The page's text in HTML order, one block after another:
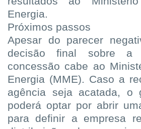
Energia.
Próximos passos
Apesar do parecer
decisão final sobre a
concessão cabe ao
Energia (MME). Caso a
agência seja acatada, o
poderá optar por abrir
para definir a empresa